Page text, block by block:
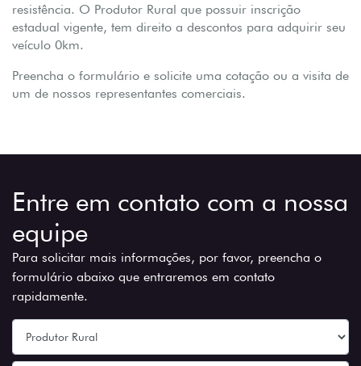
resistência. O Produtor Rural que possuir inscrição
estadual vigente, tem direito a descontos para adquirir seu
veículo 0km.
Preencha o formulário e solicite uma cotação ou a visita de
um de nossos representantes comerciais.
Entre em contato com a nossa
equipe
Para solicitar mais informações, por favor, preencha o
formulário abaixo que entraremos em contato
rapidamente.